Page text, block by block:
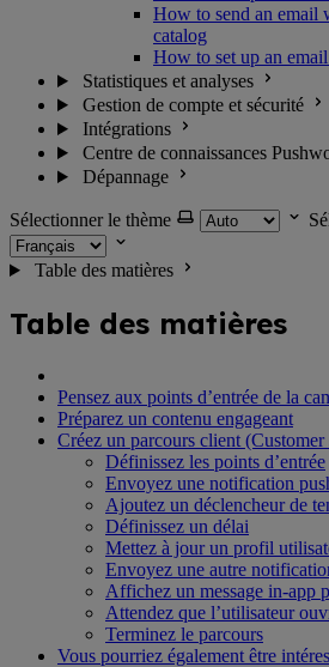
How to send an email
catalog
How to set up an
Statistiques et analyses
Gestion de compte et sécurité
Intégrations
Centre de connaissances
Dépannage
Sélectionner le thème
Table des matières
Table des matières
Pensez aux points d’entrée de la
Préparez un contenu engageant
Créez un parcours client (Customer
Définissez les points d’entrée
Envoyez une notification
Ajoutez un déclencheur de
Définissez un délai
Mettez à jour un profil
Envoyez une autre
Affichez un message in-app
Attendez que l’utilisateur
Terminez le parcours
Vous pourriez également être